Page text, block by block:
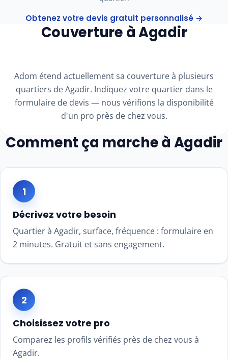
Obtenez votre devis gratuit personnalisé →
Couverture à Agadir
Adom étend actuellement sa couverture à plusieurs
quartiers de Agadir. Indiquez votre quartier dans le
formulaire de devis — nous vérifions la disponibilité
d'un pro près de chez vous.
Comment ça marche à Agadir
1
Décrivez votre besoin
Quartier à Agadir, surface, fréquence : formulaire en
2 minutes. Gratuit et sans engagement.
2
Choisissez votre pro
Comparez les profils vérifiés près de chez vous à
Agadir.